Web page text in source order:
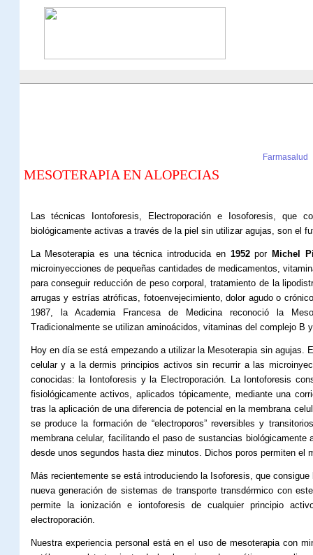
Farmasalud
MESOTERAPIA EN ALOPECIAS
Las técnicas Iontoforesis, Electroporación e Iosoforesis, que
biológicamente activas a través de la piel sin utilizar agujas, son el
La Mesoterapia es una técnica introducida en 1952por Michel
microinyecciones de pequeñas cantidades de medicamentos,
para conseguir reducción de peso corporal, tratamiento de la
arrugas y estrías atróficas, fotoenvejecimiento, dolor agudo o
1987, la Academia Francesa de Medicina reconoció la
Tradicionalmente se utilizan aminoácidos, vitaminas del complejo B
Hoy en día se está empezando a utilizar la Mesoterapia sin agujas.
celular y a la dermis principios activos sin recurrir a las
conocidas: la Iontoforesis y la Electroporación. La Iontoforesis
fisiológicamente activos, aplicados tópicamente, mediante una
tras la aplicación de una diferencia de potencial en la membrana
se produce la formación de “electroporos” reversibles y
membrana celular, facilitando el paso de sustancias
desde unos segundos hasta diez minutos. Dichos poros permiten el
Más recientemente se está introduciendo la Isoforesis, que
nueva generación de sistemas de transporte transdérmico con
permite la ionización e iontoforesis de cualquier principio
electroporación.
Nuestra experiencia personal está en el uso de mesoterapia con